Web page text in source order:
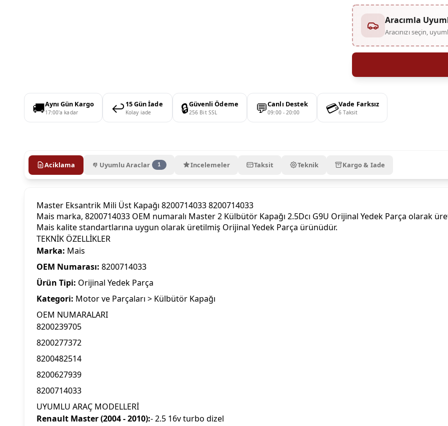
Aracımla
Aracınızı seçin,
🚚Aynı Gün Kargo
17:00'a kadar ↩️ 15 Gün İade
Kolay iade 🔒Güvenli Ödeme
256 Bit SSL 💬Canlı Destek
09:00 - 20:00 💳Vade Farksız
6 Taksit
Aciklama Uyumlu Araclar 1 Incelemeler Taksit Teknik Kargo & Iade
Master Eksantrik Mili Üst Kapağı 8200714033 8200714033
Mais marka, 8200714033 OEM numaralı Master 2 Külbütör Kapağı 2.5Dcı G9U Orijinal Yedek Parça olarak
Mais kalite standartlarına uygun olarak üretilmiş Orijinal Yedek Parça ürünüdür.
TEKNİK ÖZELLİKLER
Marka: Mais
OEM Numarası: 8200714033
Ürün Tipi: Orijinal Yedek Parça
Kategori: Motor ve Parçaları > Külbütör Kapağı
OEM NUMARALARI
8200239705
8200277372
8200482514
8200627939
8200714033
UYUMLU ARAÇ MODELLERİ
Renault Master (2004 - 2010):- 2.5 16v turbo dizel